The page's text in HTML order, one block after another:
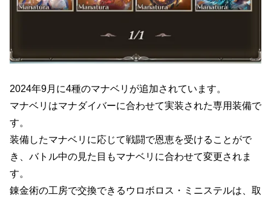
2024年9月に4種のマナベリが追加されています。
マナベリはマナダイバーに合わせて実装された専用装備で
す。
装備したマナベリに応じて戦闘で恩恵を受けることがで
き、バトル中の見た目もマナベリに合わせて変更されま
す。
錬金術の工房で交換できるウロボロス・ミニステルは、取